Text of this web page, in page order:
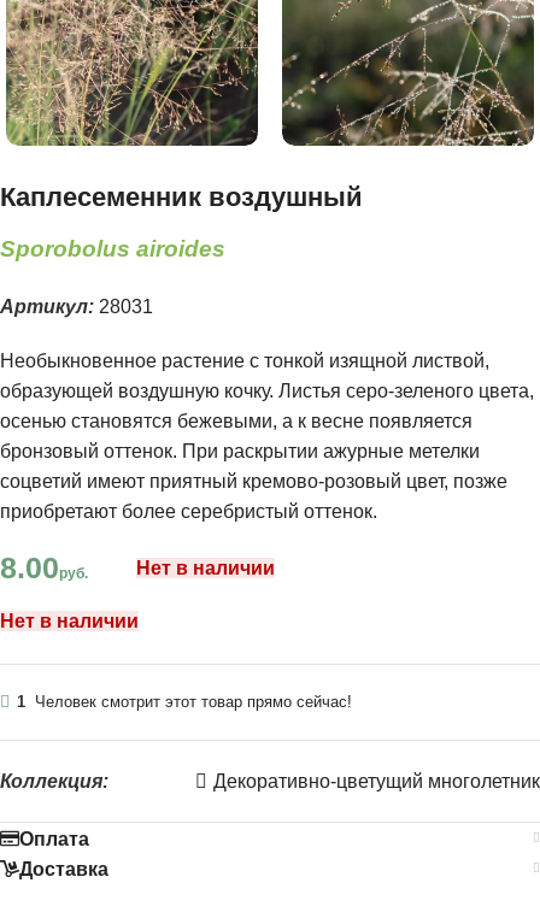
Каплесеменник воздушный
Sporobolus airoides
Артикул: 28031
Необыкновенное растение с тонкой изящной листвой,
образующей воздушную кочку. Листья серо-зеленого цвета,
осенью становятся бежевыми, а к весне появляется
бронзовый оттенок. При раскрытии ажурные метелки
соцветий имеют приятный кремово-розовый цвет, позже
приобретают более серебристый оттенок.
8.00руб. Нет в наличии
Нет в наличии
1 Человек смотрит этот товар прямо сейчас!
Коллекция: Декоративно-цветущий многолетник
Оплата
Доставка